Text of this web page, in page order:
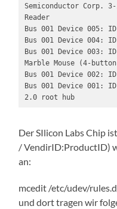
Semiconductor Corp. 3-
Reader
Bus 001 Device 005:
Bus 001 Device 004:
Bus 001 Device 003:
Marble Mouse (4-
Bus 001 Device 002:
Bus 001 Device 001:
2.0 root hub
Der SIlicon Labs Chip
/ VendirID:ProductID)
an:
mcedit /etc/udev/
und dort tragen wir